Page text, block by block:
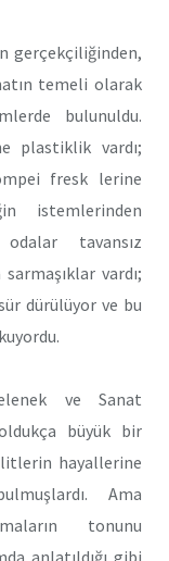
gerçekçiliğinden,
temeli olarak
bulunuldu.
plastiklik vardı;
fresk lerine
istemlerinden
tavansız
vardı;
dürülüyor ve bu
ve Sanat
büyük bir
hayallerine
Ama
tonunu